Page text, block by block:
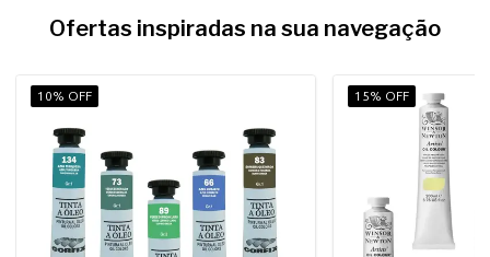
Ofertas inspiradas na sua navegação
10% OFF 15% OFF